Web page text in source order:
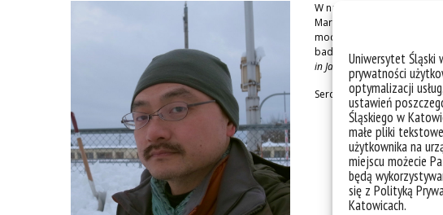
Uniwersytet Śląski
prywatności
optymalizacji
ustawień
Śląskiego w
małe pliki
użytkownika na
miejscu możecie
będą
się z Polityką
Katowicach.
W najbliższych dniach
Marine-Earth Science and
modelowania
badaniach
in Japan and beyond – on a
Serdecznie zapraszamy!